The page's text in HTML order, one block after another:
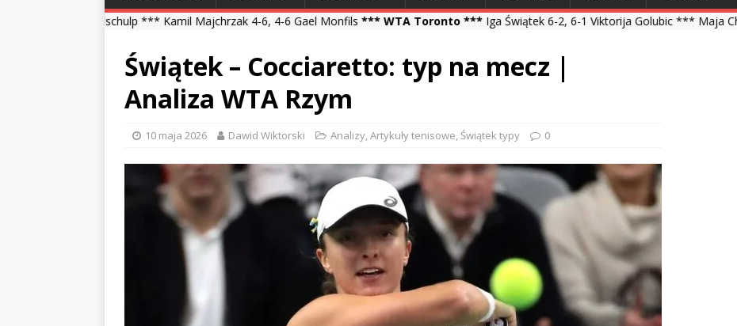
*** Kamil Majchrzak 4-6, 4-6 Gael Monfils*** WTA Toronto ***Iga Świątek 6-2, 6-1 Viktorija Golubic *** Maja Chwalińska 5-7, 1-6
Świątek – Cocciaretto: typ na mecz |
Analiza WTA Rzym
10 maja 2026 Dawid Wiktorski Analizy,Artykuły tenisowe,Świątek typy 0